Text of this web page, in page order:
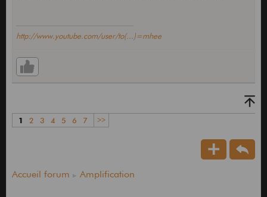
http://www.youtube.com/user/to(...)=mhee
1 2 3 4 5 6 7 >>
Accueil forum Amplification